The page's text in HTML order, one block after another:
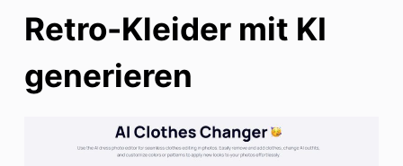
Retro-Kleider mit KI
generieren